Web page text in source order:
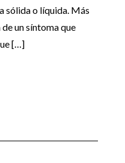
sólida o líquida. Más
un síntoma que
[…]